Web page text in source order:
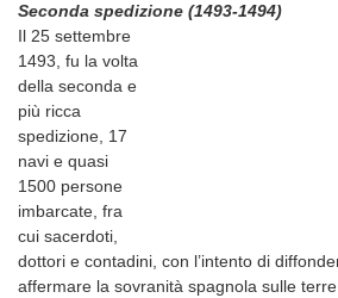
Seconda spedizione (1493-1494)
Il 25 settembre
1493, fu la volta
della seconda e
più ricca
spedizione, 17
navi e quasi
1500 persone
imbarcate, fra
cui sacerdoti,
dottori e contadini, con l’intento di
affermare la sovranità spagnola sulle